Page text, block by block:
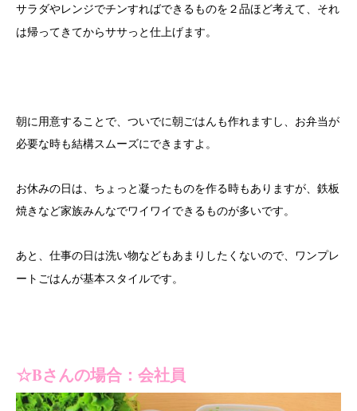
サラダやレンジでチンすればできるものを２品ほど考えて、それ
は帰ってきてからササっと仕上げます。
朝に用意することで、ついでに朝ごはんも作れますし、お弁当が
必要な時も結構スムーズにできますよ。
お休みの日は、ちょっと凝ったものを作る時もありますが、鉄板
焼きなど家族みんなでワイワイできるものが多いです。
あと、仕事の日は洗い物などもあまりしたくないので、
ワンプレ
ートごはんが基本スタイルです。
☆Bさんの場合：会社員